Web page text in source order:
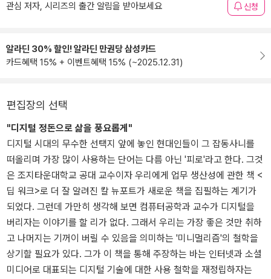
관심 저자, 시리즈의 출간 알림을 받아보세요 신청
알라딘 30% 할인! 알라딘 만권당 삼성카드
카드혜택 15% + 이벤트혜택 15% (~2025.12.31)
편집장의 선택
"디지털 정돈으로 삶을 풍요롭게"
디지털 시대의 무수한 선택지 앞에 놓인 현대인들이 그 잡동사니를
떠올리며 가장 많이 사용하는 단어는 다름 아닌 '피로'라고 한다. 그것
은 조지타운대학교 공대 교수이자 우리에게 업무 생산성에 관한 책 <
딥 워크>로 더 잘 알려진 칼 뉴포트가 새로운 책을 집필하는 계기가
되었다. 그런데 가만히 생각해 보면 컴퓨터공학과 교수가 디지털을
버리자는 이야기를 할 리가 없다. 그래서 우리는 가장 좋은 것만 취하
고 나머지는 기꺼이 버릴 수 있음을 의미하는 '미니멀리즘'의 철학을
상기할 필요가 있다. 그가 이 책을 통해 주장하는 바는 인터넷과 소셜
미디어로 대표되는 디지털 기술에 대한 사용 철학을 재정립하자는